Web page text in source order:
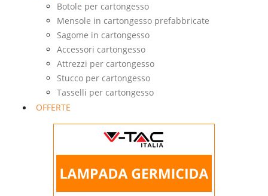
Botole per cartongesso
Mensole in cartongesso prefabbricate
Sagome in cartongesso
Accessori cartongesso
Attrezzi per cartongesso
Stucco per cartongesso
Tasselli per cartongesso
OFFERTE